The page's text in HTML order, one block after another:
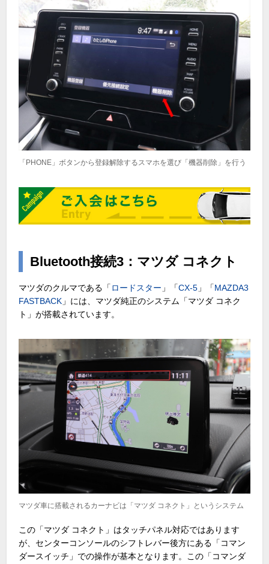
「PHONE」ボタンから登録解除するスマホを選び「機器削除」を行う
Bluetooth接続3：マツダ コネクト
マツダのクルマである「ロードスター 」「CX-5 」「MAZDA3
FASTBACK 」には、マツダ純正のシステム「マツダ コネク
ト」が搭載されています。
マツダ車に搭載されるカーナビは「マツダ コネクト」というシステム
この「マツダ コネクト」はタッチパネル対応ではあります
が、センターコンソールのシフトレバー後方にある「コマン
ダースイッチ」での操作が基本となります。この「コマンダ